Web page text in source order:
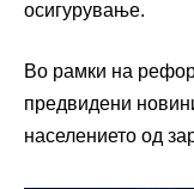
осигурување.
Во рамки на
предвидени
населението од